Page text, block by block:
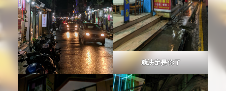
就决定是你了